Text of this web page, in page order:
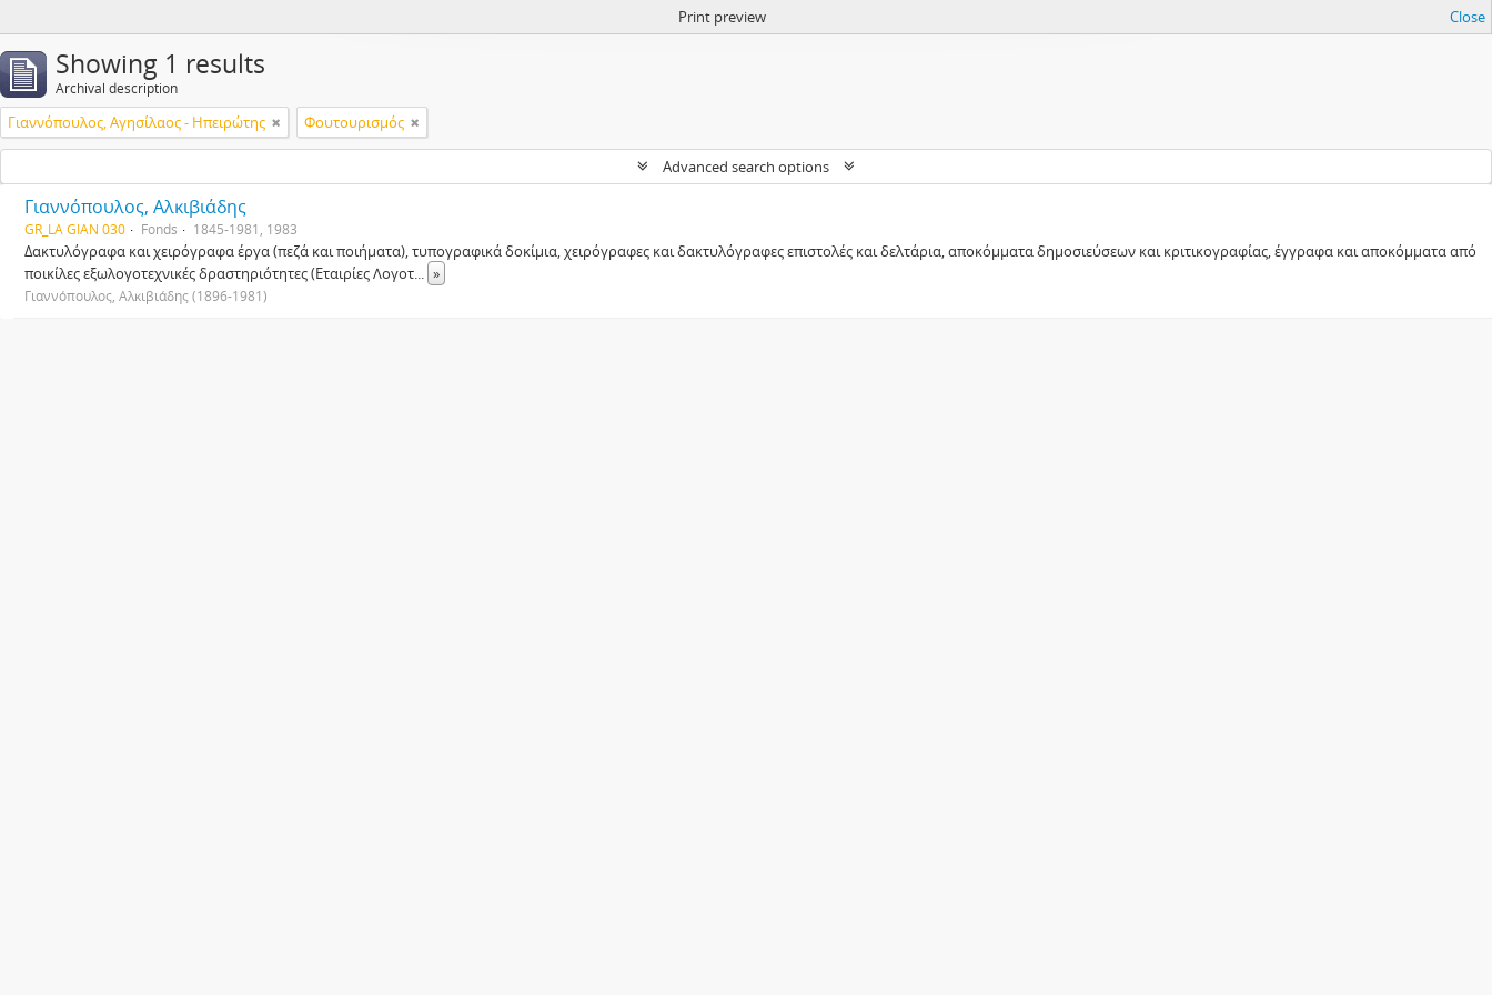
Print preview Close
Showing 1 results
Archival description
Γιαννόπουλος, Αγησίλαος - Ηπειρώτης Φουτουρισμός
Advanced search options
Γιαννόπουλος, Αλκιβιάδης
GR_LA GIAN 030 Fonds 1845-1981, 1983
Δακτυλόγραφα και χειρόγραφα έργα (πεζά και ποιήματα), τυπογραφικά δοκίμια, χειρόγραφες και δακτυλόγραφες επιστολές και δελτάρια, αποκόμματα δημοσιεύσεων και κριτικογραφίας, έγγραφα και αποκόμματα από
ποικίλες εξωλογοτεχνικές δραστηριότητες (Εταιρίες Λογοτ... »
Γιαννόπουλος, Αλκιβιάδης (1896-1981)